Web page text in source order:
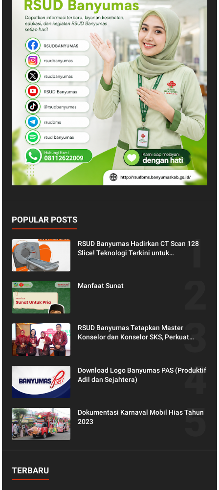
POPULAR POSTS
RSUD Banyumas Hadirkan CT Scan 128
Slice! Teknologi Terkini untuk
Manfaat Sunat
RSUD Banyumas Tetapkan Master
Konselor dan Konselor SKS, Perkuat
Download Logo Banyumas PAS (Produktif
Adil dan Sejahtera)
Dokumentasi Karnaval Mobil Hias Tahun
2023
TERBARU